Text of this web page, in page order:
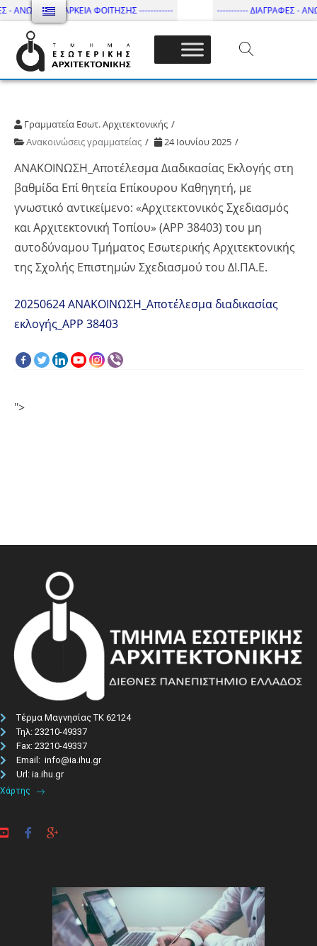
ΑΝΩΤΑΤΗ ΔΙΑΡΚΕΙΑ ΦΟΙΤΗΣΗΣ ------------ ----------- ΔΙΑΓΡΑΦΕΣ -
Τμήμα Εσωτ. Αρχιτεκτονικής – ΔΙ.ΠΑ.Ε
Γραμματεία Εσωτ. Αρχιτεκτονικής
Ανακοινώσεις γραμματείας
24 Ιουνίου 2025
ΑΝΑΚΟΙΝΩΣΗ_Αποτέλεσμα Διαδικασίας Εκλογής στη
βαθμίδα Επί θητεία Επίκουρου Καθηγητή, με
γνωστικό αντικείμενο: «Αρχιτεκτονικός Σχεδιασμός
και Αρχιτεκτονική Τοπίου» (APP 38403) του μη
αυτοδύναμου Τμήματος Εσωτερικής Αρχιτεκτονικής
της Σχολής Επιστημών Σχεδιασμού του ΔΙ.ΠΑ.Ε.
20250624 ΑΝΑΚΟΙΝΩΣΗ_Αποτέλεσμα διαδικασίας
εκλογής_APP 38403
">
Τέρμα Μαγνησίας ΤΚ 62124
Τηλ: 23210-49337​
Fax: 23210-49337
Email: info@ia.ihu.gr
Url: ia.ihu.gr
Χάρτης